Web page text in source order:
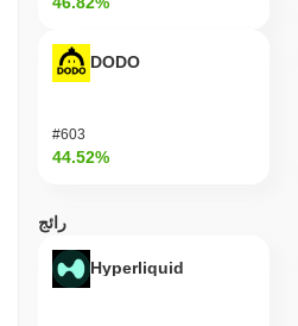
DODO
#603
44.52%
رائج
Hyperliquid